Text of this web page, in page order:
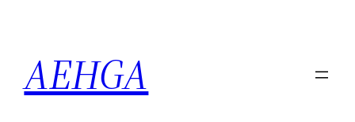
contenido
AEHGA